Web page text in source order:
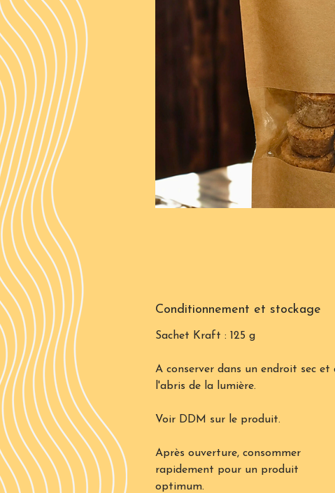
Conditionnement et stockage
Sachet Kraft : 125 g
A conserver dans un endroit sec et
l'abris de la lumière.
Voir DDM sur le produit.
Après ouverture, consommer
rapidement pour un produit
optimum.